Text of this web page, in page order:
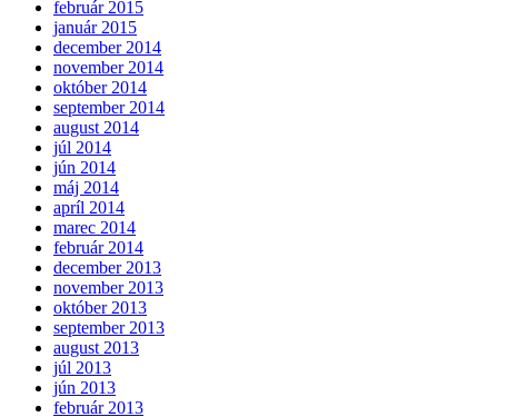
február 2015
január 2015
december 2014
november 2014
október 2014
september 2014
august 2014
júl 2014
jún 2014
máj 2014
apríl 2014
marec 2014
február 2014
december 2013
november 2013
október 2013
september 2013
august 2013
júl 2013
jún 2013
február 2013